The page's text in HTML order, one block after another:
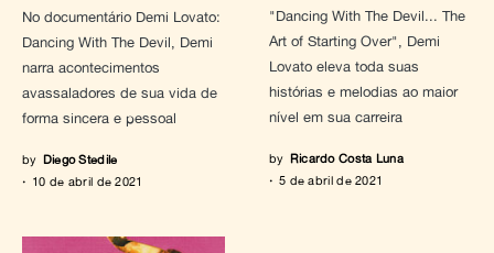
No documentário Demi Lovato:
Dancing With The Devil, Demi
narra acontecimentos
avassaladores de sua vida de
forma sincera e pessoal
by Diego Stedile
10 de abril de 2021
"Dancing With The Devil... The
Art of Starting Over", Demi
Lovato eleva toda suas
histórias e melodias ao maior
nível em sua carreira
by Ricardo Costa Luna
5 de abril de 2021